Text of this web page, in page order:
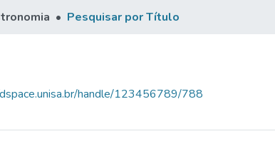
Pesquisar por Título
handle/123456789/788